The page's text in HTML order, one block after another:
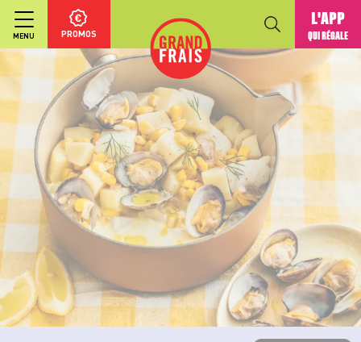
MENU PROMOS
L'APP
QUI RÉGALE